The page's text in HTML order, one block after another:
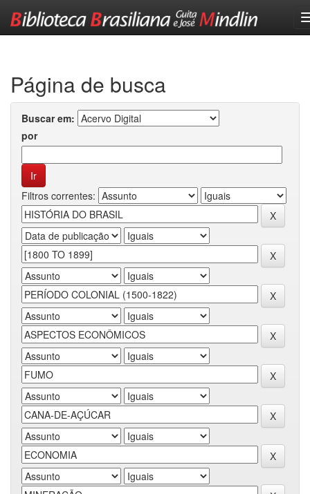
Página de busca
Buscar em:
por
Filtros correntes: